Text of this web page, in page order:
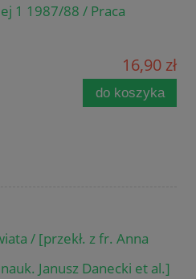
1 1987/88 / Praca
16,90 zł
do koszyka
/ [przekł. z fr. Anna
Janusz Danecki et al.]